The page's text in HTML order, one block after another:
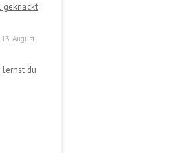
geknackt
13. August
lernst du